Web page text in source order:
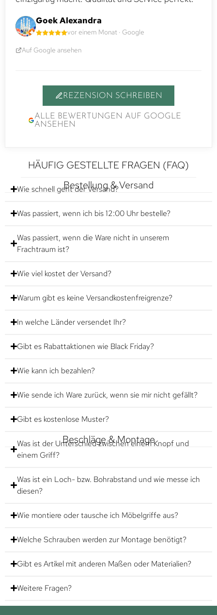
Goek Alexandra
vor einem Monat · Google
Auf Google ansehen
REZENSION SCHREIBEN
ALLE BEWERTUNGEN AUF GOOGLE
ANSEHEN
HÄUFIG GESTELLTE FRAGEN (FAQ)
Bestellung & Versand
Wie schnell geht der Versand?
Was passiert, wenn ich bis 12:00 Uhr bestelle?
Was passiert, wenn die Ware nicht in unserem
Frachtraum ist?
Wie viel kostet der Versand?
Warum gibt es keine Versandkostenfreigrenze?
In welche Länder versendet Ihr?
Gibt es Rabattaktionen wie Black Friday?
Wie kann ich bezahlen?
Wie sende ich Ware zurück, wenn sie mir nicht gefällt?
Gibt es kostenlose Muster?
Beschläge & Montage
Was ist der Unterschied zwischen einem Knopf und
einem Griff?
Was ist ein Loch- bzw. Bohrabstand und wie messe ich
diesen?
Wie montiere oder tausche ich Möbelgriffe aus?
Welche Schrauben werden zur Montage benötigt?
Gibt es Artikel mit anderen Maßen oder Materialien?
Weitere Fragen?